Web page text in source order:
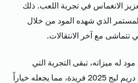
الانغماس في تجربة اللعب. ذلك
الذي شهده المود من خلال
تتماشى مع آخر الانتقالات.
له ميزاته، تبقى التجربة التي
يوفرها مود ليفربول في دريم ليج 2025 فريدة، مما يجعله خياراً